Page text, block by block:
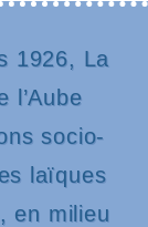
1926, La
l’Aube
socio-
laïques
en milieu